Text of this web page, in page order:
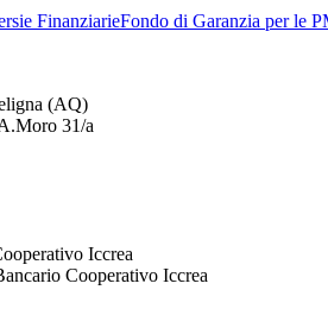
FinanziarieFondo di Garanzia per le
(AQ)
31/a
Iccrea
Cooperativo Iccrea